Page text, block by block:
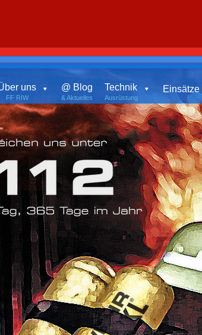
uns
FF RIW
@ Blog
& Aktuelles
Technik
Ausrüstung
Einsätze